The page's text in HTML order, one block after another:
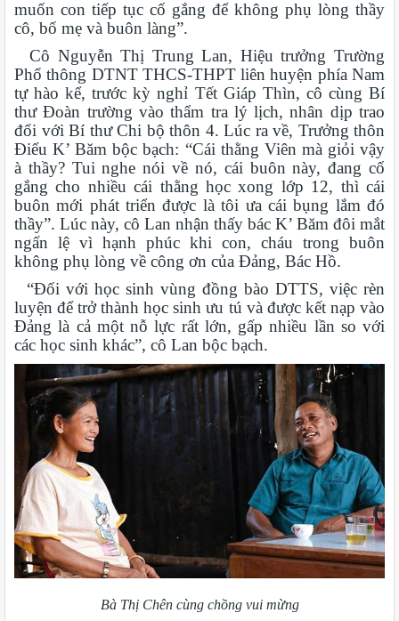
muốn con tiếp tục cố gắng để không phụ lòng thầy
cô, bố mẹ và buôn làng”.
Cô Nguyễn Thị Trung Lan, Hiệu trưởng Trường
Phổ thông DTNT THCS-THPT liên huyện phía Nam
tự hào kể, trước kỳ nghỉ Tết Giáp Thìn, cô cùng Bí
thư Đoàn trường vào thẩm tra lý lịch, nhân dịp trao
đổi với Bí thư Chi bộ thôn 4. Lúc ra về, Trưởng thôn
Điểu K’ Băm bộc bạch: “Cái thằng Viên mà giỏi vậy
à thầy? Tui nghe nói về nó, cái buôn này, đang cố
gắng cho nhiều cái thằng học xong lớp 12, thì cái
buôn mới phát triển được là tôi ưa cái bụng lắm đó
thầy”. Lúc này, cô Lan nhận thấy bác K’ Băm đôi mắt
ngấn lệ vì hạnh phúc khi con, cháu trong buôn
không phụ lòng về công ơn của Đảng, Bác Hồ.
“Đối với học sinh vùng đồng bào DTTS, việc rèn
luyện để trở thành học sinh ưu tú và được kết nạp vào
Đảng là cả một nỗ lực rất lớn, gấp nhiều lần so với
các học sinh khác”, cô Lan bộc bạch.
Bà Thị Chên cùng chồng vui mừng